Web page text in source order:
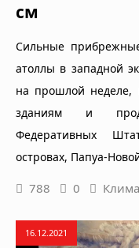
см
Сильные
атоллы в западной
на прошлой неделе,
зданиям и
Федеративных
островах, Папуа-
788 0
16.12.2021